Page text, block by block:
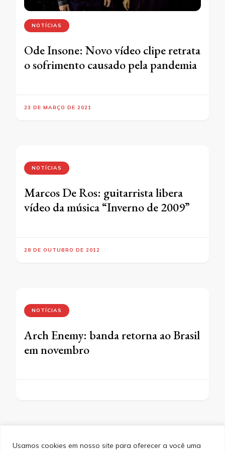
Usamos cookies em nosso site para oferecer a você uma
NOTÍCIAS
Ode Insone: Novo vídeo clipe retrata
o sofrimento causado pela pandemia
23 DE MARÇO DE 2021
NOTÍCIAS
Marcos De Ros: guitarrista libera
vídeo da música “Inverno de 2009”
28 DE OUTUBRO DE 2012
NOTÍCIAS
Arch Enemy: banda retorna ao Brasil
em novembro